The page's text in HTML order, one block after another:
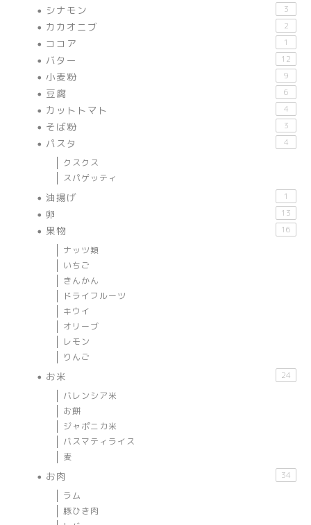
シナモン 3
カカオニブ 2
ココア 1
バター 12
小麦粉 9
豆腐 6
カットトマト 4
そば粉 3
パスタ 4
クスクス
スパゲッティ
油揚げ 1
卵 13
果物 16
ナッツ類
いちご
きんかん
ドライフルーツ
キウイ
オリーブ
レモン
りんご
お米 24
バレンシア米
お餅
ジャポニカ米
バスマティライス
麦
お肉 34
ラム
豚ひき肉